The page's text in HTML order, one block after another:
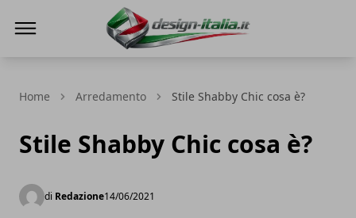
Home Arredamento Stile Shabby Chic cosa è?
Stile Shabby Chic cosa è?
di Redazione14/06/2021